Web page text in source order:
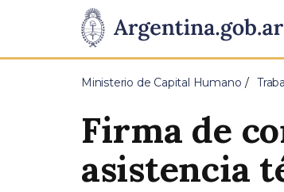
Presidencia
de
Pasar al contenido principal
Ministerio de Capital Humano
Firma de
asistencia